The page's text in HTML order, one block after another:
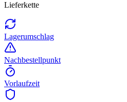
Lieferkette
Lagerumschlag
Nachbestellpunkt
Vorlaufzeit